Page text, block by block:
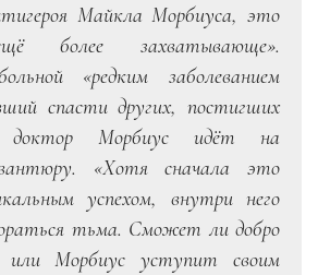
Майкла Морбиуса, это
более захватывающе».
«редким заболеванием
спасти других, постигших
Морбиус идёт на
«Хотя сначала это
успехом, внутри него
тьма. Сможет ли добро
или Морбиус уступит своим